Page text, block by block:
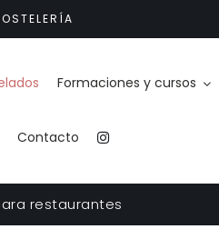
Formaciones y cursos
Contacto
restaurantes